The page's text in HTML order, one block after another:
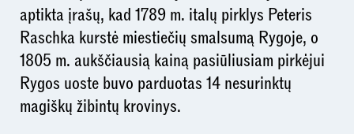
aptikta įrašų, kad 1789 m. italų pirklys Peteris
Raschka kurstė miestiečių smalsumą Rygoje, o
1805 m. aukščiausią kainą pasiūliusiam pirkėjui
Rygos uoste buvo parduotas 14 nesurinktų
magiškų žibintų krovinys.